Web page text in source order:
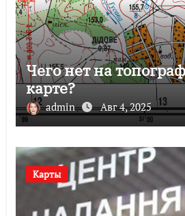
Чего нет на
карте?
admin Авг 4, 2025
Карты